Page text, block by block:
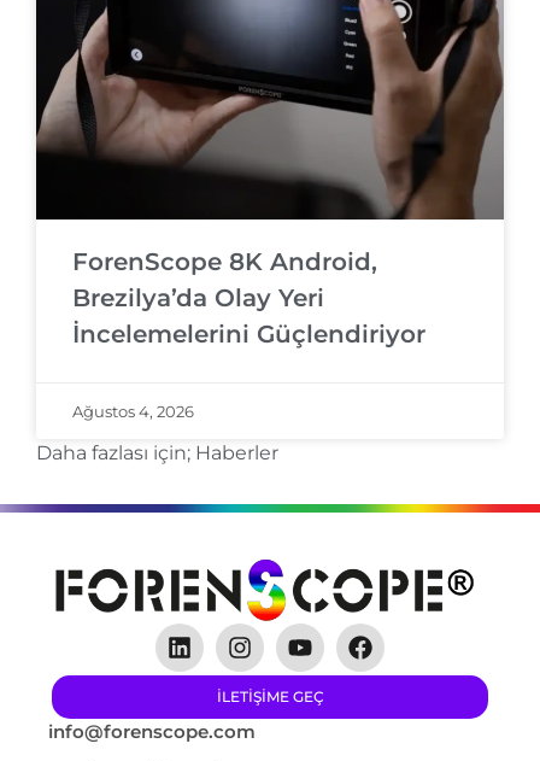
ForenScope 8K Android,
Brezilya’da Olay Yeri
İncelemelerini Güçlendiriyor
Ağustos 4, 2026
Daha fazlası için; Haberler
ILETIŞIME GEÇ
info@forenscope.com